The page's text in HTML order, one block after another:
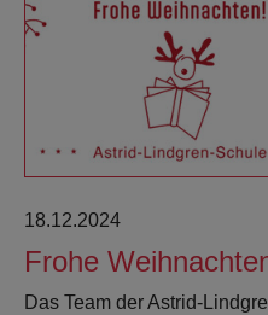
18.12.2024
Frohe
Das Team der Astrid-